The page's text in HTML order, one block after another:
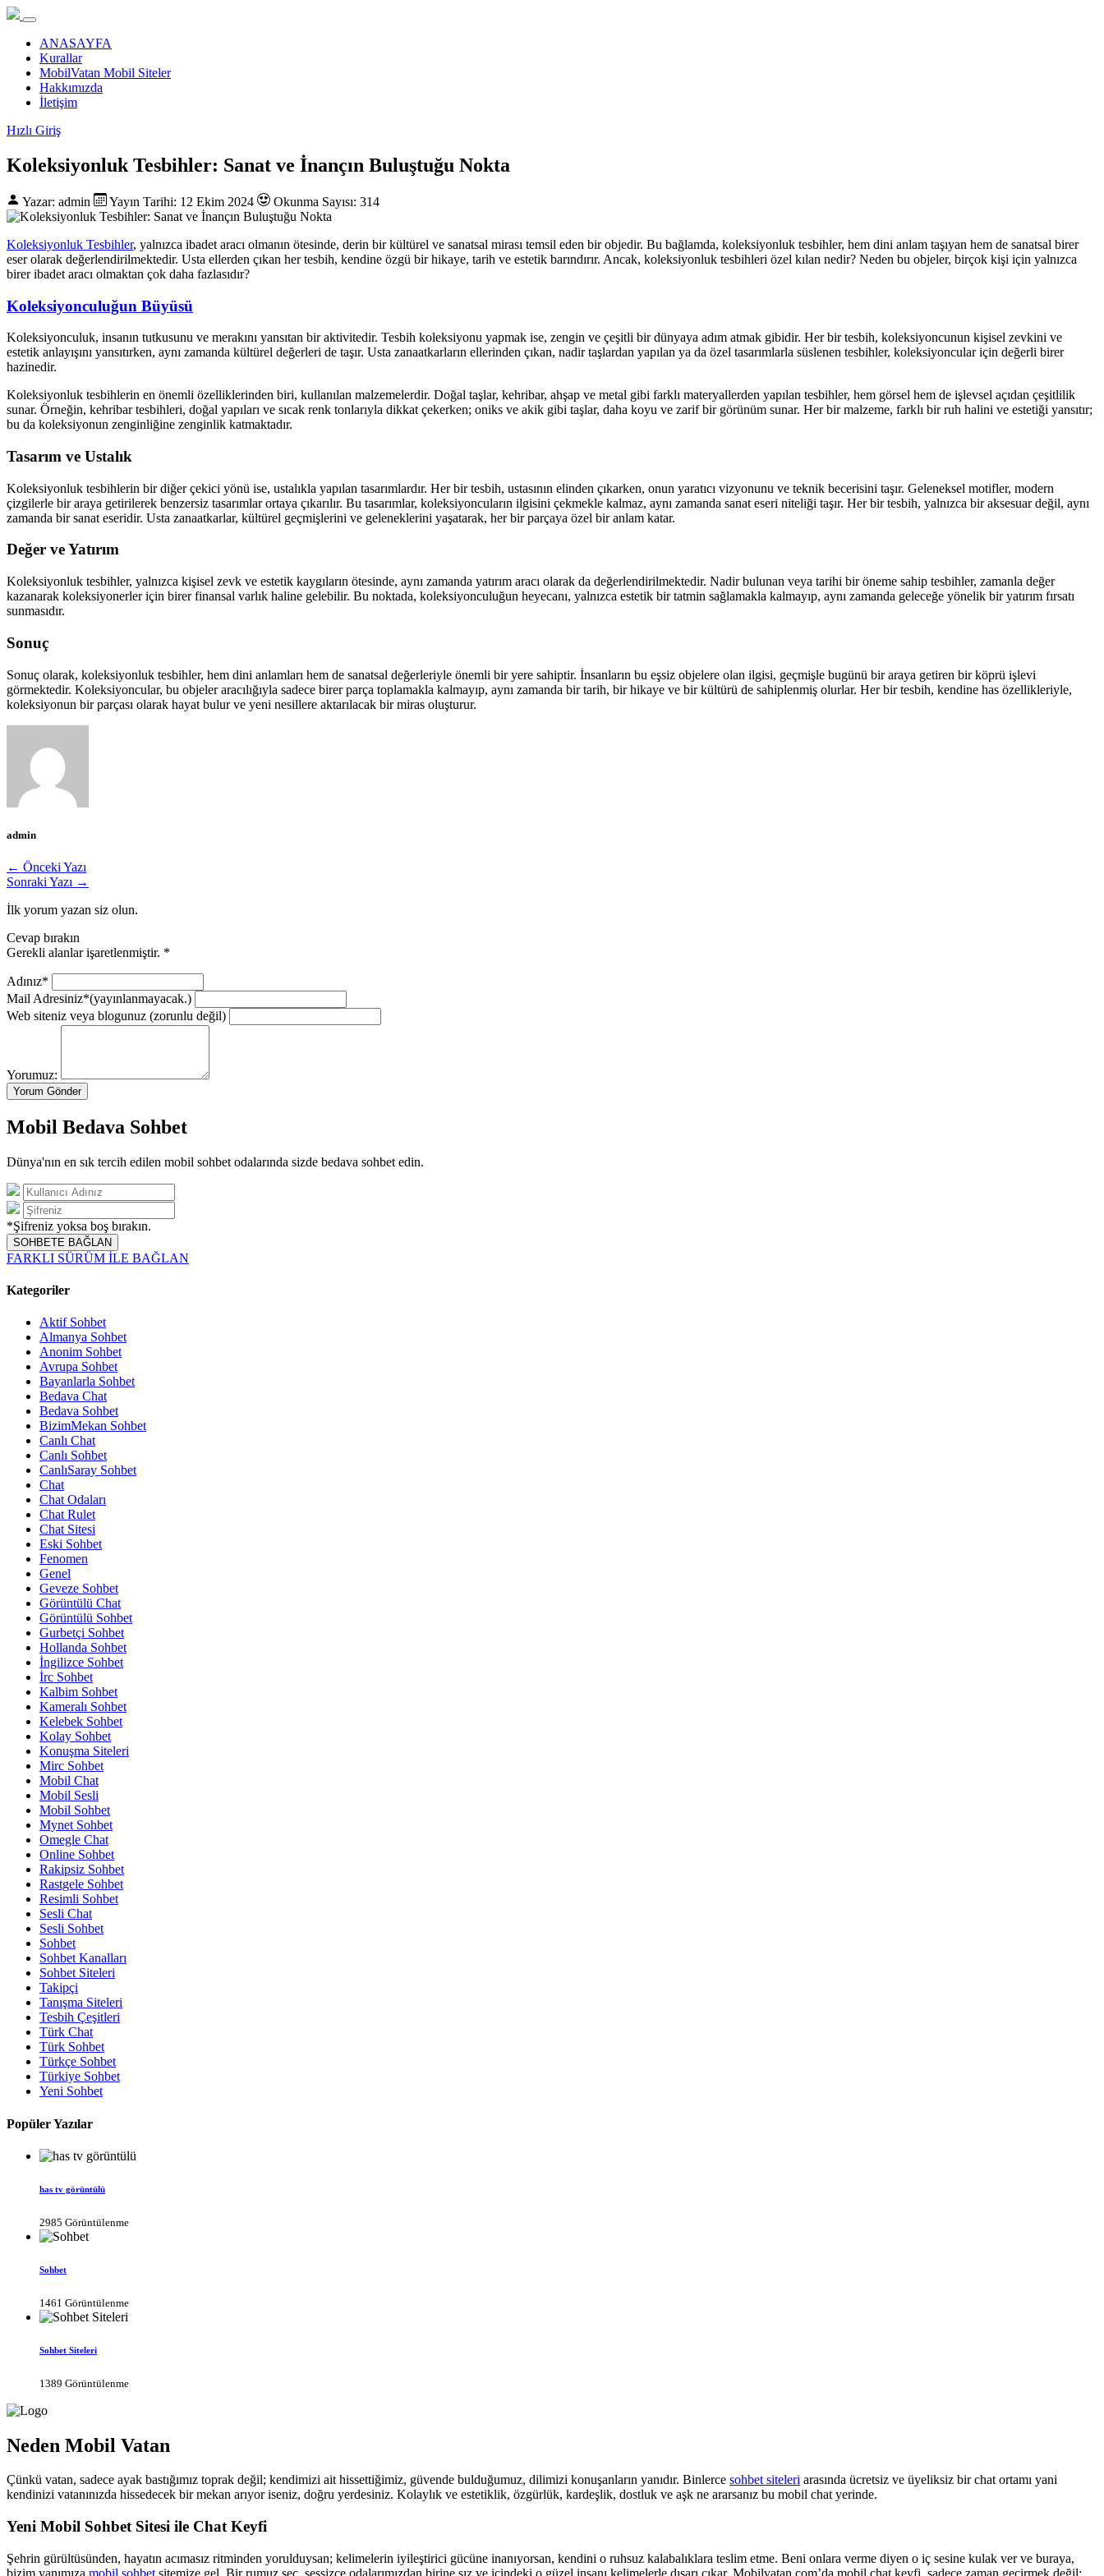
ANASAYFA
Kurallar
MobilVatan Mobil Siteler
Hakkımızda
İletişim
Hızlı Giriş
Koleksiyonluk Tesbihler: Sanat ve İnançın Buluştuğu Nokta
Yazar: admin Yayın Tarihi: 12 Ekim 2024 Okunma Sayısı: 314
Koleksiyonluk Tesbihler, yalnızca ibadet aracı olmanın ötesinde, derin bir kültürel ve sanatsal mirası temsil eden bir objedir. Bu bağlamda, koleksiyonluk tesbihler, hem dini anlam taşıyan hem de sanatsal birer
eser olarak değerlendirilmektedir. Usta ellerden çıkan her tesbih, kendine özgü bir hikaye, tarih ve estetik barındırır. Ancak, koleksiyonluk tesbihleri özel kılan nedir? Neden bu objeler, birçok kişi için yalnızca
birer ibadet aracı olmaktan çok daha fazlasıdır?
Koleksiyonculuğun Büyüsü
Koleksiyonculuk, insanın tutkusunu ve merakını yansıtan bir aktivitedir. Tesbih koleksiyonu yapmak ise, zengin ve çeşitli bir dünyaya adım atmak gibidir. Her bir tesbih, koleksiyoncunun kişisel zevkini ve
estetik anlayışını yansıtırken, aynı zamanda kültürel değerleri de taşır. Usta zanaatkarların ellerinden çıkan, nadir taşlardan yapılan ya da özel tasarımlarla süslenen tesbihler, koleksiyoncular için değerli birer
hazinedir.
Koleksiyonluk tesbihlerin en önemli özelliklerinden biri, kullanılan malzemelerdir. Doğal taşlar, kehribar, ahşap ve metal gibi farklı materyallerden yapılan tesbihler, hem görsel hem de işlevsel açıdan çeşitlilik
sunar. Örneğin, kehribar tesbihleri, doğal yapıları ve sıcak renk tonlarıyla dikkat çekerken; oniks ve akik gibi taşlar, daha koyu ve zarif bir görünüm sunar. Her bir malzeme, farklı bir ruh halini ve estetiği yansıtır;
bu da koleksiyonun zenginliğine zenginlik katmaktadır.
Tasarım ve Ustalık
Koleksiyonluk tesbihlerin bir diğer çekici yönü ise, ustalıkla yapılan tasarımlardır. Her bir tesbih, ustasının elinden çıkarken, onun yaratıcı vizyonunu ve teknik becerisini taşır. Geleneksel motifler, modern
çizgilerle bir araya getirilerek benzersiz tasarımlar ortaya çıkarılır. Bu tasarımlar, koleksiyoncuların ilgisini çekmekle kalmaz, aynı zamanda sanat eseri niteliği taşır. Her bir tesbih, yalnızca bir aksesuar değil, aynı
zamanda bir sanat eseridir. Usta zanaatkarlar, kültürel geçmişlerini ve geleneklerini yaşatarak, her bir parçaya özel bir anlam katar.
Değer ve Yatırım
Koleksiyonluk tesbihler, yalnızca kişisel zevk ve estetik kaygıların ötesinde, aynı zamanda yatırım aracı olarak da değerlendirilmektedir. Nadir bulunan veya tarihi bir öneme sahip tesbihler, zamanla değer
kazanarak koleksiyonerler için birer finansal varlık haline gelebilir. Bu noktada, koleksiyonculuğun heyecanı, yalnızca estetik bir tatmin sağlamakla kalmayıp, aynı zamanda geleceğe yönelik bir yatırım fırsatı
sunmasıdır.
Sonuç
Sonuç olarak, koleksiyonluk tesbihler, hem dini anlamları hem de sanatsal değerleriyle önemli bir yere sahiptir. İnsanların bu eşsiz objelere olan ilgisi, geçmişle bugünü bir araya getiren bir köprü işlevi
görmektedir. Koleksiyoncular, bu objeler aracılığıyla sadece birer parça toplamakla kalmayıp, aynı zamanda bir tarih, bir hikaye ve bir kültürü de sahiplenmiş olurlar. Her bir tesbih, kendine has özellikleriyle,
koleksiyonun bir parçası olarak hayat bulur ve yeni nesillere aktarılacak bir miras oluşturur.
admin
← Önceki Yazı
Sonraki Yazı →
İlk yorum yazan siz olun.
Cevap bırakın
Gerekli alanlar işaretlenmiştir. *
Adınız*
Mail Adresiniz*(yayınlanmayacak.)
Web siteniz veya blogunuz (zorunlu değil)
Yorumuz:
Mobil Bedava Sohbet
Dünya'nın en sık tercih edilen mobil sohbet odalarında sizde bedava sohbet edin.
*Şifreniz yoksa boş bırakın.
SOHBETE BAĞLAN
FARKLI SÜRÜM İLE BAĞLAN
Kategoriler
Aktif Sohbet
Almanya Sohbet
Anonim Sohbet
Avrupa Sohbet
Bayanlarla Sohbet
Bedava Chat
Bedava Sohbet
BizimMekan Sohbet
Canlı Chat
Canlı Sohbet
CanlıSaray Sohbet
Chat
Chat Odaları
Chat Rulet
Chat Sitesi
Eski Sohbet
Fenomen
Genel
Geveze Sohbet
Görüntülü Chat
Görüntülü Sohbet
Gurbetçi Sohbet
Hollanda Sohbet
İngilizce Sohbet
İrc Sohbet
Kalbim Sohbet
Kameralı Sohbet
Kelebek Sohbet
Kolay Sohbet
Konuşma Siteleri
Mirc Sohbet
Mobil Chat
Mobil Sesli
Mobil Sohbet
Mynet Sohbet
Omegle Chat
Online Sohbet
Rakipsiz Sohbet
Rastgele Sohbet
Resimli Sohbet
Sesli Chat
Sesli Sohbet
Sohbet
Sohbet Kanalları
Sohbet Siteleri
Takipçi
Tanışma Siteleri
Tesbih Çeşitleri
Türk Chat
Türk Sohbet
Türkçe Sohbet
Türkiye Sohbet
Yeni Sohbet
Popüler Yazılar
has tv görüntülü
2985 Görüntülenme
Sohbet
1461 Görüntülenme
Sohbet Siteleri
1389 Görüntülenme
Neden Mobil Vatan
Çünkü vatan, sadece ayak bastığımız toprak değil; kendimizi ait hissettiğimiz, güvende bulduğumuz, dilimizi konuşanların yanıdır. Binlerce sohbet siteleri arasında ücretsiz ve üyeliksiz bir chat ortamı yani
kendinizi vatanınızda hissedecek bir mekan arıyor iseniz, doğru yerdesiniz. Kolaylık ve estetiklik, özgürlük, kardeşlik, dostluk ve aşk ne ararsanız bu mobil chat yerinde.
Yeni Mobil Sohbet Sitesi ile Chat Keyfi
Şehrin gürültüsünden, hayatın acımasız ritminden yorulduysan; kelimelerin iyileştirici gücüne inanıyorsan, kendini o ruhsuz kalabalıklara teslim etme. Beni onlara verme diyen o iç sesine kulak ver ve buraya,
bizim yanımıza mobil sohbet sitemize gel. Bir rumuz seç, sessizce odalarımızdan birine sız ve içindeki o güzel insanı kelimelerle dışarı çıkar. Mobilvatan.com’da mobil chat keyfi, sadece zaman geçirmek değil;